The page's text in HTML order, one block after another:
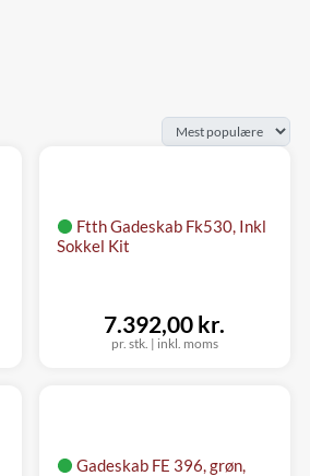
Ftth Gadeskab Fk530, Inkl
Sokkel Kit
pr. stk. | inkl. moms
7.392,00 kr.
Gadeskab FE 396, grøn,